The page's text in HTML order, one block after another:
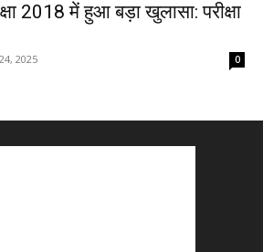
2018 में हुआ बड़ा खुलासा: परीक्षा
2025 0